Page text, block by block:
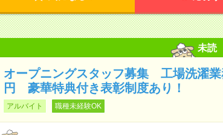
未読
オープニングスタッフ募集 工場洗濯
円 豪華特典付き表彰制度あり！
アルバイト 職種未経験OK